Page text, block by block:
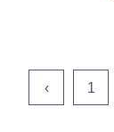
‹ 1